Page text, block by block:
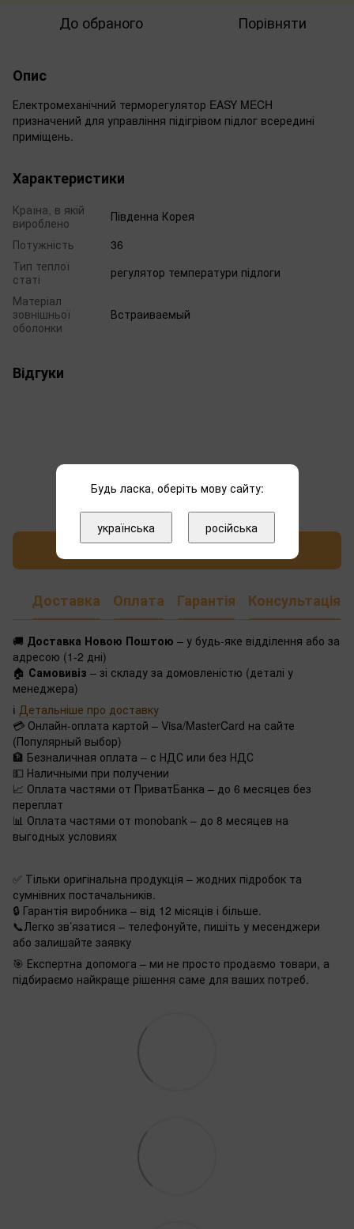
До обраного Порівняти
Опис
Електромеханічний терморегулятор EASY MECH
призначений для управління підігрівом підлог всередині
приміщень.
Характеристики
Країна, в якій
вироблено
Південна Корея
Потужність
36
Тип теплої
статі
регулятор температури підлоги
Матеріал
зовнішньої
оболонки
Встраиваемый
Відгуки
Додайте перший відгук
Написати відгук
Доставка Оплата Гарантія Консультація
🚚 Доставка Новою Поштою – у будь-яке відділення або за
адресою (1-2 дні)
🏠 Самовивіз – зі складу за домовленістю (деталі у
менеджера)
ℹ️ Детальніше про доставку
💳 Онлайн-оплата картой – Visa/MasterCard на сайте
(Популярный выбор)
🏦 Безналичная оплата – с НДС или без НДС
💵 Наличными при получении
📈 Оплата частями от ПриватБанка – до 6 месяцев без
переплат
📊 Оплата частями от monobank – до 8 месяцев на
выгодных условиях
✅ Тільки оригінальна продукція – жодних підробок та
сумнівних постачальників.
🔒 Гарантія виробника – від 12 місяців і більше.
📞Легко зв’язатися – телефонуйте, пишіть у месенджери
або залишайте заявку
🎯 Експертна допомога – ми не просто продаємо товари, а
підбираємо найкраще рішення саме для ваших потреб.
Будь ласка, оберіть мову сайту:
українська російська